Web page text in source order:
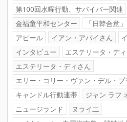
第100回水曜行動、サバイバー関連
金福童平和センター
「日韓合意」
アピール
イアン・アパイさん
インタビュー
エステリータ・ディ
エステリータ・ディさん
エリー・コリー・ヴァン・デル・
キャンドル行動連帯
ジャン ラフ
ニュージランド
ヌライ二